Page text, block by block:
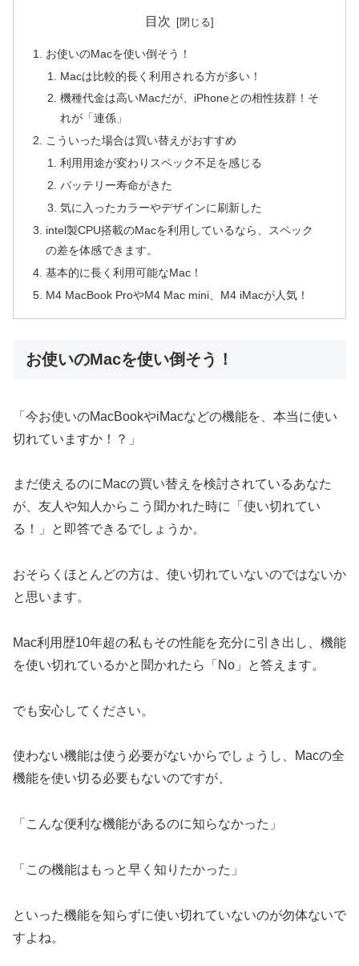
目次
お使いのMacを使い倒そう！
Macは比較的長く利用される方が多い！
機種代金は高いMacだが、iPhoneとの相性抜群！そ
れが「連係」
こういった場合は買い替えがおすすめ
利用用途が変わりスペック不足を感じる
バッテリー寿命がきた
気に入ったカラーやデザインに刷新した
intel製CPU搭載のMacを利用しているなら、スペック
の差を体感できます。
基本的に長く利用可能なMac！
M4 MacBook ProやM4 Mac mini、M4 iMacが人気！
お使いのMacを使い倒そう！
「今お使いのMacBookやiMacなどの機能を、本当に使い
切れていますか！？」
まだ使えるのにMacの買い替えを検討されているあなた
が、友人や知人からこう聞かれた時に「使い切れてい
る！」と即答できるでしょうか。
おそらくほとんどの方は、使い切れていないのではないか
と思います。
Mac利用歴10年超の私もその性能を充分に引き出し、機能
を使い切れているかと聞かれたら「No」と答えます。
でも安心してください。
使わない機能は使う必要がないからでしょうし、Macの全
機能を使い切る必要もないのですが、
「こんな便利な機能があるのに知らなかった」
「この機能はもっと早く知りたかった」
といった機能を知らずに使い切れていないのが勿体ないで
すよね。